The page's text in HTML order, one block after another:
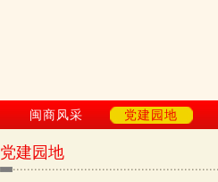
闽商风采 党建园地
党建园地